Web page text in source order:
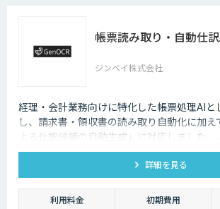
帳票読み取り・自動仕
ジンベイ株式会社
経理・会計業務向けに特化した帳票処理AIと
し、請求書・領収書の読み取り自動化に加え
よる仕訳候補の自動生成」に対応しました。
突合・仕訳作業の負荷を大幅に軽減し、経理
詳細を見る
利用料金 初期費用